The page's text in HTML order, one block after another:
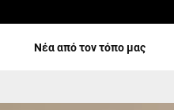
Νέα από τον τόπο μας